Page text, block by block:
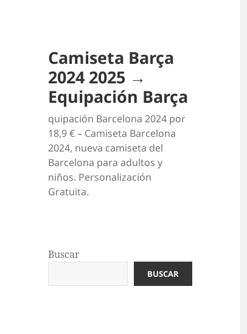
Camiseta Barça
2024 2025 →
Equipación Barça
quipación Barcelona 2024 por
18,9 € – Camiseta Barcelona
2024, nueva camiseta del
Barcelona para adultos y
niños. Personalización
Gratuita.
Buscar
BUSCAR